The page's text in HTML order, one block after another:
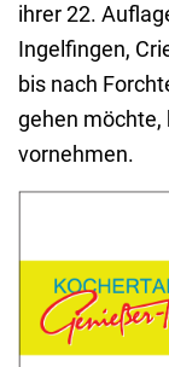
ihrer 22.
Ingelfingen,
bis nach
gehen möchte,
vornehmen.